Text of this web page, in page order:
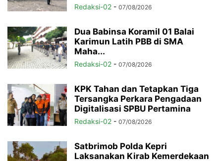
Redaksi-02 - 07/08/2026
Dua Babinsa Koramil 01 Balai
Karimun Latih PBB di SMA
Maha...
Redaksi-02 - 07/08/2026
KPK Tahan dan Tetapkan Tiga
Tersangka Perkara Pengadaan
Digitalisasi SPBU Pertamina
Redaksi-02 - 07/08/2026
Satbrimob Polda Kepri
Laksanakan Kirab Kemerdekaan